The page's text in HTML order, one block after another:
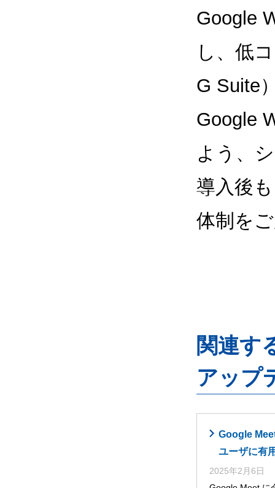
Google
し、低
G Suite
Google
よう、
導入後
体制を
関連す
アップ
Google
ユーザに有
2025年2月6日